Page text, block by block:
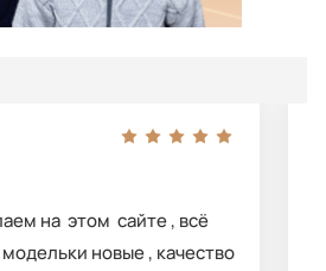
на этом сайте , всё
новые , качество